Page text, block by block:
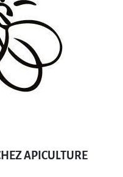
APICULTURE